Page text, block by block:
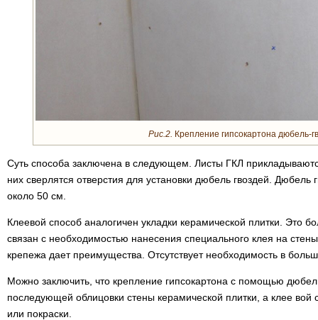
Рис.2. Крепление гипсокартона дюбель-
Суть способа заключена в следующем. Листы ГКЛ
них сверлятся отверстия для установки дюбель гвоздей. Дюбель
около 50 см.
Клеевой способ аналогичен укладки керамической плитки. Это
связан с необходимостью нанесения специального клея на
крепежа дает преимущества. Отсутствует необходимость в
Можно заключить, что крепление гипсокартона с помощью
последующей облицовки стены керамической плитки, а клее
или покраски.